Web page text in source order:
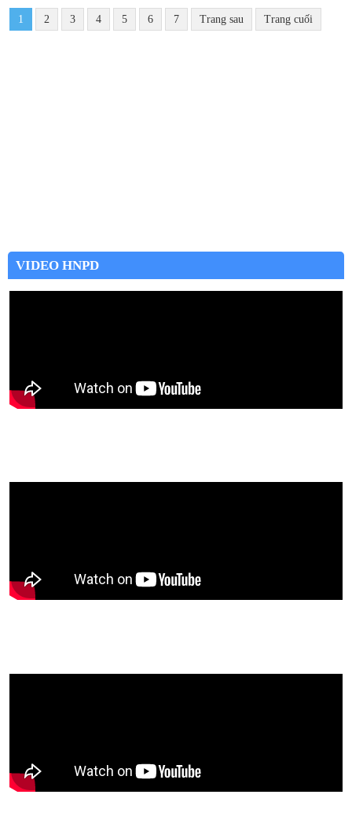
1 2 3 4 5 6 7 Trang sau Trang cuối
VIDEO HNPD